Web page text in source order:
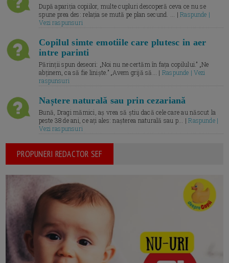
După apariția copiilor, multe cupluri descoperă ceva ce nu se
spune prea des: relația se mută pe plan secund. ... |Raspunde |
Vezi raspunsuri
Copilul simte emotiile care plutesc in aer
intre parinti
Părinții spun deseori: „Noi nu ne certăm în fața copilului.” „Ne
abținem, ca să fie liniște.” „Avem grijă să... | Raspunde | Vezi
raspunsuri
Naștere naturală sau prin cezariană
Bună, Dragi mămici, aș vrea să știu dacă cele care au născut la
peste 38 de ani, ce ați ales: nașterea naturală sau p... |Raspunde |
Vezi raspunsuri
PROPUNERI REDACTOR SEF